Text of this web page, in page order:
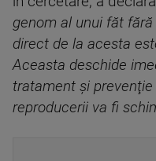
genom al unui făt
direct de la acesta
Aceasta deschide
tratament şi
reproducerii va fi